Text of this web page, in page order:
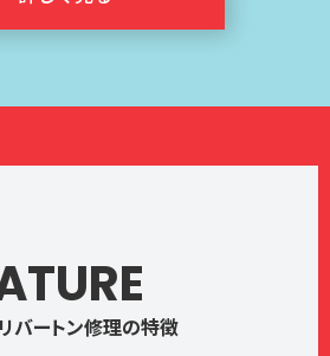
バートン修理の特徴